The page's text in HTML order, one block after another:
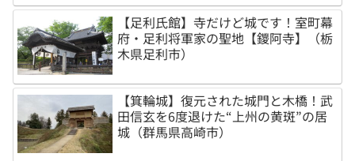
【足利氏館】寺だけど城です！室町幕
府・足利将軍家の聖地【鑁阿寺】（栃
木県足利市）
【箕輪城】復元された城門と木橋！武
田信玄を6度退けた“上州の黄斑”の居
城（群馬県高崎市）